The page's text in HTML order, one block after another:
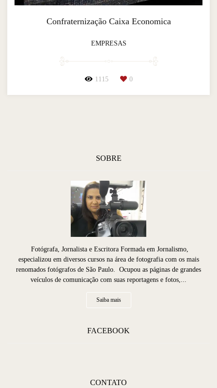
Confraternização Caixa Economica
EMPRESAS
1115 0
SOBRE
Fotógrafa, Jornalista e Escritora Formada em Jornalismo,
especializou em diversos cursos na área de fotografia com os mais
renomados fotógrafos de São Paulo. Ocupou as páginas de grandes
veículos de comunicação com suas reportagens e fotos,...
Saiba mais
FACEBOOK
CONTATO